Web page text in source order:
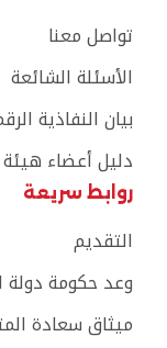
تواصل معنا
الأسئلة الشائعة
بيان النفاذية
دليل أعضاء
روابط سريعة
التقديم
وعد حكومة دولة
ميثاق سعادة